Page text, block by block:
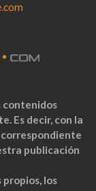
contenidos
Es decir, con la
publicación
los